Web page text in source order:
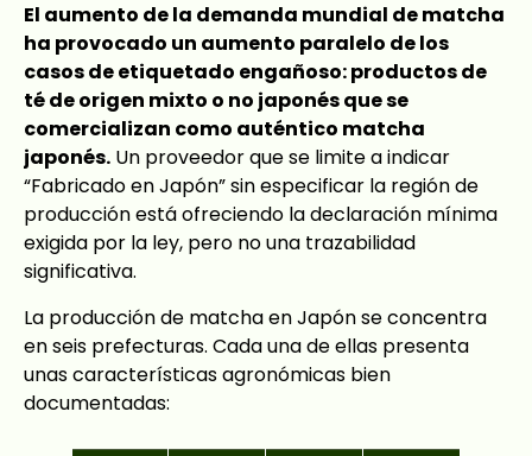
El aumento de la demanda mundial de matcha
ha provocado un aumento paralelo de los
casos de etiquetado engañoso: productos de
té de origen mixto o no japonés que se
comercializan como auténtico matcha
japonés. Un proveedor que se limite a indicar
“Fabricado en Japón” sin especificar la región de
producción está ofreciendo la declaración mínima
exigida por la ley, pero no una trazabilidad
significativa.
La producción de matcha en Japón se concentra
en seis prefecturas. Cada una de ellas presenta
unas características agronómicas bien
documentadas: